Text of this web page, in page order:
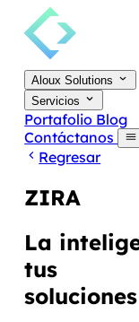
Aloux Solutions
Servicios
Portafolio Blog
Contáctanos
Regresar
ZIRA
La
tus